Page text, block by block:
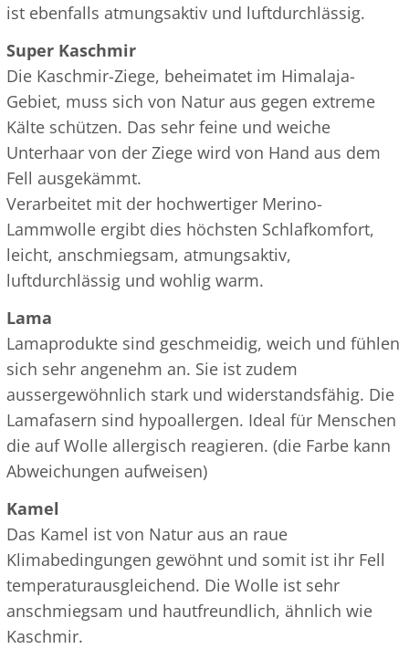
ist ebenfalls atmungsaktiv und luftdurchlässig.
Super Kaschmir
Die Kaschmir-Ziege, beheimatet im Himalaja-
Gebiet, muss sich von Natur aus gegen extreme
Kälte schützen. Das sehr feine und weiche
Unterhaar von der Ziege wird von Hand aus dem
Fell ausgekämmt.
Verarbeitet mit der hochwertiger Merino-
Lammwolle ergibt dies höchsten Schlafkomfort,
leicht, anschmiegsam, atmungsaktiv,
luftdurchlässig und wohlig warm.
Lama
Lamaprodukte sind geschmeidig, weich und fühlen
sich sehr angenehm an. Sie ist zudem
aussergewöhnlich stark und widerstandsfähig. Die
Lamafasern sind hypoallergen. Ideal für Menschen
die auf Wolle allergisch reagieren. (die Farbe kann
Abweichungen aufweisen)
Kamel
Das Kamel ist von Natur aus an raue
Klimabedingungen gewöhnt und somit ist ihr Fell
temperaturausgleichend. Die Wolle ist sehr
anschmiegsam und hautfreundlich, ähnlich wie
Kaschmir.